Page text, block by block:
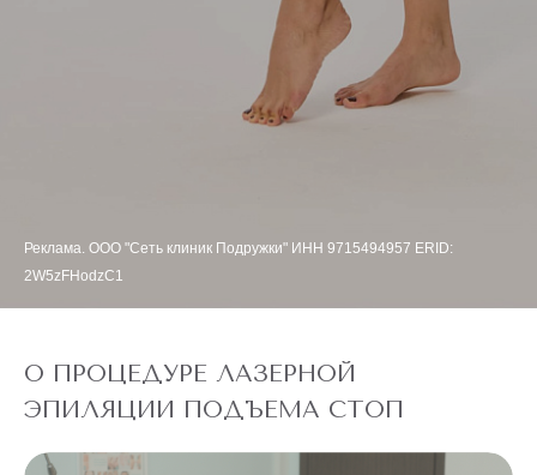
Реклама. ООО "Сеть клиник Подружки" ИНН 9715494957 ERID:
2W5zFHodzC1
О ПРОЦЕДУРЕ ЛАЗЕРНОЙ
ЭПИЛЯЦИИ ПОДЪЕМА СТОП